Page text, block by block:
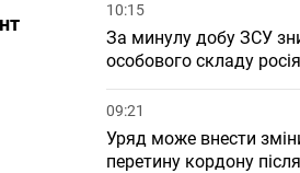
10:15
За минулу добу ЗСУ
особового складу
09:21
Уряд може внести
перетину кордону